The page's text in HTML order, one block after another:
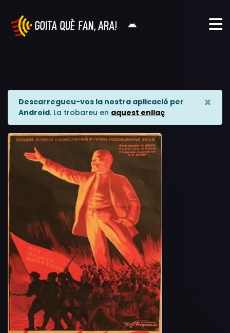
Descarregueu-vos la nostra aplicació per
Android. La trobareu en aquest enllaç
×